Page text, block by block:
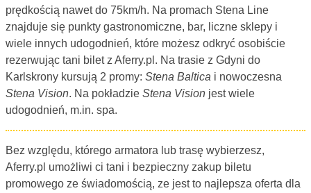
prędkością nawet do 75km/h. Na promach Stena Line
znajduje się punkty gastronomiczne, bar, liczne sklepy i
wiele innych udogodnień, które możesz odkryć osobiście
rezerwując tani bilet z Aferry.pl. Na trasie z Gdyni do
Karlskrony kursują 2 promy: Stena Baltica i nowoczesna
Stena Vision. Na pokładzie Stena Vision jest wiele
udogodnień, m.in. spa.
Bez względu, którego armatora lub trasę wybierzesz,
Aferry.pl umożliwi ci tani i bezpieczny zakup biletu
promowego ze świadomością, ze jest to najlepsza oferta dla